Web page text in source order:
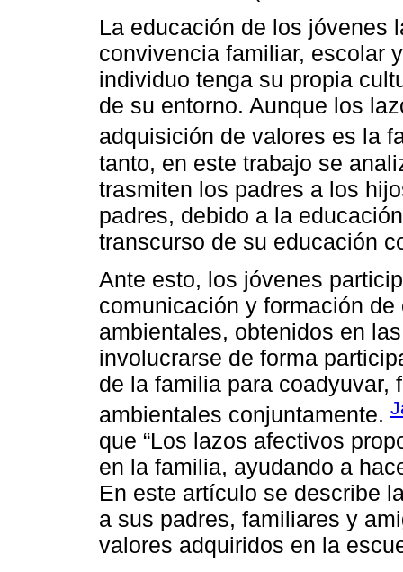
La educación de los jóvenes
convivencia familiar, escolar
individuo tenga su propia
de su entorno. Aunque los
adquisición de valores es la
tanto, en este trabajo se
trasmiten los padres a los
padres, debido a la
transcurso de su educación
Ante esto, los jóvenes
comunicación y formación
ambientales, obtenidos en
involucrarse de forma
de la familia para coadyuvar,
ambientales conjuntamente.
que “Los lazos afectivos
en la familia, ayudando a
En este artículo se describe
a sus padres, familiares y
valores adquiridos en la